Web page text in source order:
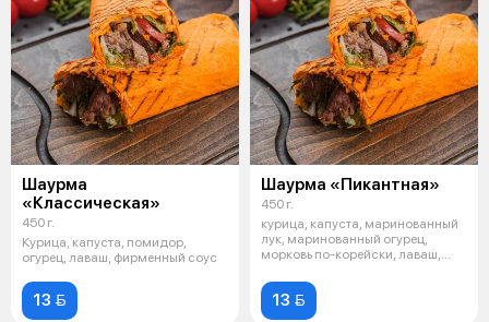
Шаурма
«Классическая»
450 г.
Курица, капуста, помидор,
огурец, лаваш, фирменный соус
13 
Шаурма «Пикантная»
450 г.
курица, капуста, маринованный
лук, маринованный огурец,
морковь по-корейски, лаваш,
13 